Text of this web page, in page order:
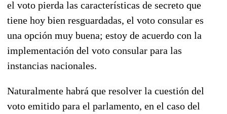
el voto pierda las características de secreto que
tiene hoy bien resguardadas, el voto consular es
una opción muy buena; estoy de acuerdo con la
implementación del voto consular para las
instancias nacionales.
Naturalmente habrá que resolver la cuestión del
voto emitido para el parlamento, en el caso del